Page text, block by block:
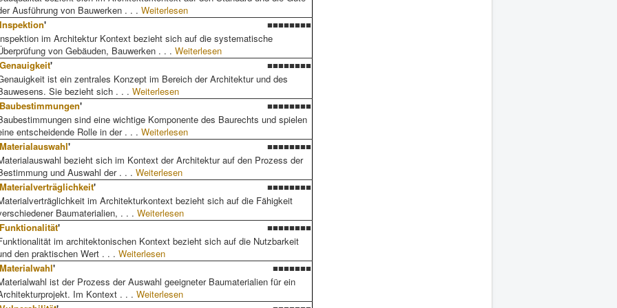
Ausführung von Bauwerken . . . Weiterlesen
Inspektion'
■■■■■■■■
im Architektur Kontext bezieht sich auf die systematische
von Gebäuden, Bauwerken . . . Weiterlesen
Genauigkeit'
■■■■■■■■
ist ein zentrales Konzept im Bereich der Architektur und des
Sie bezieht sich . . . Weiterlesen
Baubestimmungen'
■■■■■■■■
sind eine wichtige Komponente des Baurechts und spielen
entscheidende Rolle in der . . . Weiterlesen
Materialauswahl'
■■■■■■■■
bezieht sich im Kontext der Architektur auf den Prozess der
und Auswahl der . . . Weiterlesen
Materialverträglichkeit'
■■■■■■■■
im Architekturkontext bezieht sich auf die Fähigkeit
Baumaterialien, . . . Weiterlesen
Funktionalität'
■■■■■■■■
im architektonischen Kontext bezieht sich auf die Nutzbarkeit
den praktischen Wert . . . Weiterlesen
Materialwahl'
■■■■■■■
ist der Prozess der Auswahl geeigneter Baumaterialien für ein
Im Kontext . . . Weiterlesen